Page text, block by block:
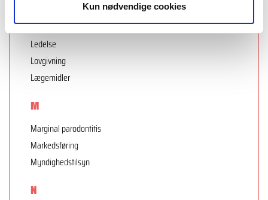
Kun nødvendige cookies
Law
Ledelse
Lovgivning
Lægemidler
M
Marginal parodontitis
Markedsføring
Myndighedstilsyn
N